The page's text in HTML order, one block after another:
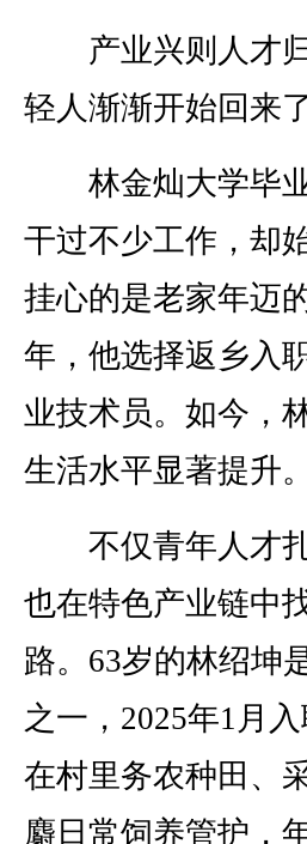
产业兴则人才归
轻人渐渐开始回来了
林金灿大学毕业
干过不少工作，却
挂心的是老家年迈
年，他选择返乡入
业技术员。如今，
生活水平显著提升。
不仅青年人才扎
也在特色产业链中
路。63岁的林绍坤
之一，2025年1月
在村里务农种田、
麝日常饲养管护，